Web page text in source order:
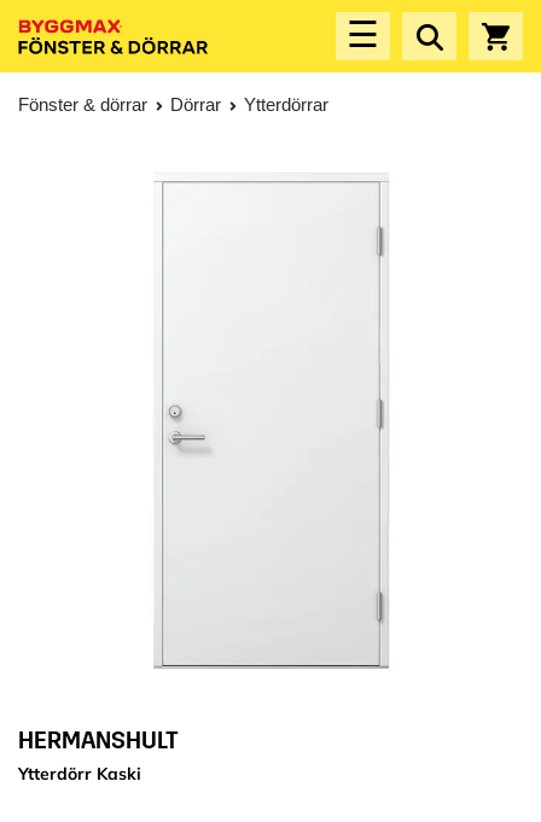
☰
Fönster & dörrar Dörrar Ytterdörrar
HERMANSHULT
Ytterdörr Kaski